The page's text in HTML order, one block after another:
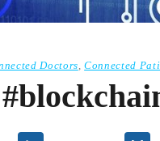
Doctors,Connected